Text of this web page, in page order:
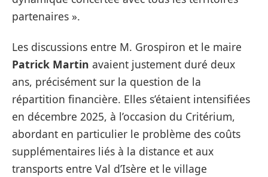
partenaires ».
Les discussions entre M. Grospiron et le maire
Patrick Martin avaient justement duré deux
ans, précisément sur la question de la
répartition financière. Elles s’étaient intensifiées
en décembre 2025, à l’occasion du Critérium,
abordant en particulier le problème des coûts
supplémentaires liés à la distance et aux
transports entre Val d’Isère et le village